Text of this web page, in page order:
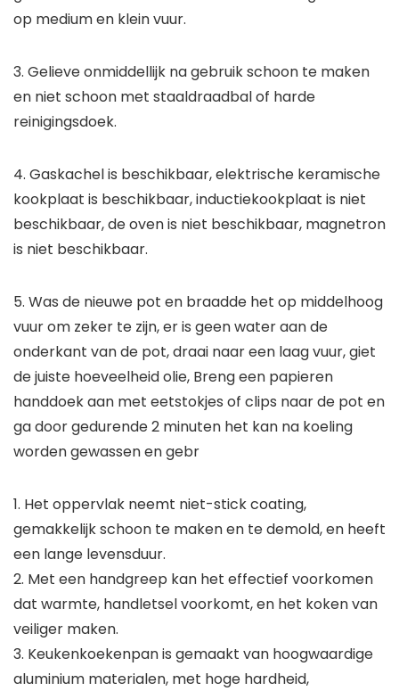
op medium en klein vuur.
3. Gelieve onmiddellijk na gebruik schoon te maken
en niet schoon met staaldraadbal of harde
reinigingsdoek.
4. Gaskachel is beschikbaar, elektrische keramische
kookplaat is beschikbaar, inductiekookplaat is niet
beschikbaar, de oven is niet beschikbaar, magnetron
is niet beschikbaar.
5. Was de nieuwe pot en braadde het op middelhoog
vuur om zeker te zijn, er is geen water aan de
onderkant van de pot, draai naar een laag vuur, giet
de juiste hoeveelheid olie, Breng een papieren
handdoek aan met eetstokjes of clips naar de pot en
ga door gedurende 2 minuten het kan na koeling
worden gewassen en gebr
1. Het oppervlak neemt niet-stick coating,
gemakkelijk schoon te maken en te demold, en heeft
een lange levensduur.
2. Met een handgreep kan het effectief voorkomen
dat warmte, handletsel voorkomt, en het koken van
veiliger maken.
3. Keukenkoekenpan is gemaakt van hoogwaardige
aluminium materialen, met hoge hardheid,